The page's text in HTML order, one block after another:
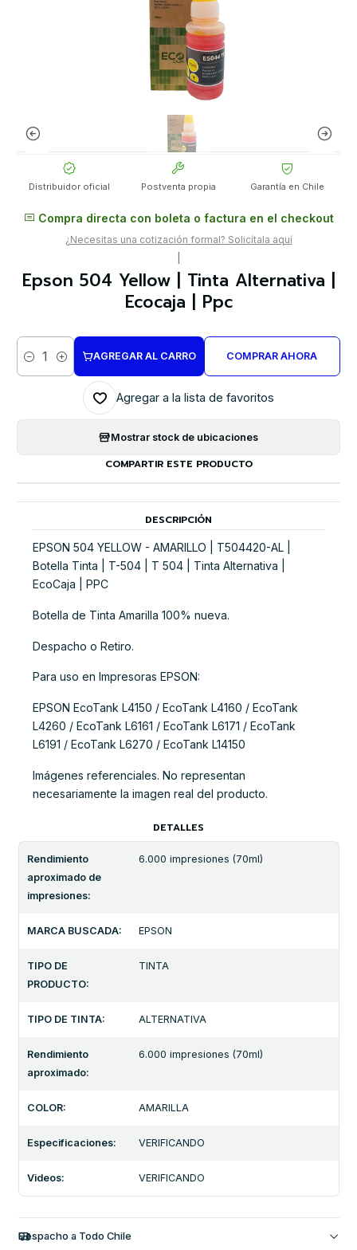
Distribuidor oficial Postventa propia Garantía en Chile
Compra directa con boleta o factura en el checkout
¿Necesitas una cotización formal? Solicítala aquí
Epson 504 Yellow | Tinta Alternativa |
Ecocaja | Ppc
Cantidad
AGREGAR AL CARRO COMPRAR AHORA
Agregar a la lista de favoritos
Mostrar stock de ubicaciones
COMPARTIR ESTE PRODUCTO
DESCRIPCIÓN
EPSON 504 YELLOW - AMARILLO | T504420-AL |
Botella Tinta | T-504 | T 504 | Tinta Alternativa |
EcoCaja | PPC
Botella de Tinta Amarilla 100% nueva.
Despacho o Retiro.
Para uso en Impresoras EPSON:
EPSON EcoTank L4150 / EcoTank L4160 / EcoTank
L4260 / EcoTank L6161 / EcoTank L6171 / EcoTank
L6191 / EcoTank L6270 / EcoTank L14150
Imágenes referenciales. No representan
necesariamente la imagen real del producto.
DETALLES
Rendimiento
aproximado de
impresiones:
6.000 impresiones (70ml)
MARCA BUSCADA: EPSON
TIPO DE
PRODUCTO:
TINTA
TIPO DE TINTA: ALTERNATIVA
Rendimiento
aproximado:
6.000 impresiones (70ml)
COLOR: AMARILLA
Especificaciones: VERIFICANDO
Videos: VERIFICANDO
Despacho a Todo Chile